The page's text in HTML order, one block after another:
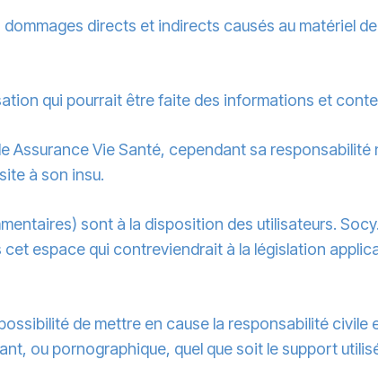
directs et indirects causés au matériel de
qui pourrait être faite des informations et
Assurance Vie Santé, cependant sa
à son insu.
sont à la disposition des utilisateurs.
espace qui contreviendrait à la législation
de mettre en cause la responsabilité civile
ou pornographique, quel que soit le support